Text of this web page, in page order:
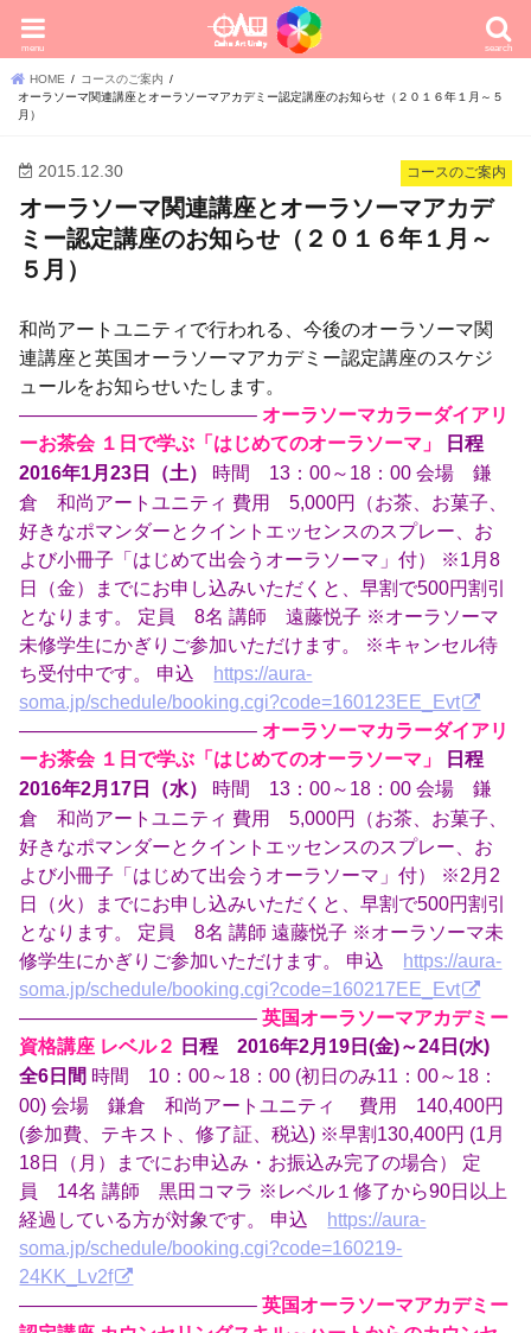
search
menu
HOME
コースのご案内
オーラソーマ関連講座とオーラソーマアカデミー認定講座のお知らせ（２０１６年１月～５
月）
コースのご案内
2015.12.30
オーラソーマ関連講座とオーラソーマアカデ
ミー認定講座のお知らせ（２０１６年１月～
５月）
和尚アートユニティで行われる、今後のオーラソーマ関
連講座と英国オーラソーマアカデミー認定講座のスケジ
ュールをお知らせいたします。
————————————– オーラソーマカラーダイアリ
ーお茶会 １日で学ぶ「はじめてのオーラソーマ」
日程
2016年1月23日（土）
時間 13：00～18：00 会場 鎌
倉 和尚アートユニティ 費用 5,000円（お茶、お菓子、
好きなポマンダーとクイントエッセンスのスプレー、お
よび小冊子「はじめて出会うオーラソーマ」付） ※1月8
日（金）までにお申し込みいただくと、早割で500円割引
となります。 定員 8名 講師 遠藤悦子 ※オーラソーマ
未修学生にかぎりご参加いただけます。 ※キャンセル待
ち受付中です。 申込 https://aura-
soma.jp/schedule/booking.cgi?code=160123EE_Evt
————————————– オーラソーマカラーダイアリ
ーお茶会 １日で学ぶ「はじめてのオーラソーマ」
日程
2016年2月17日（水）
時間 13：00～18：00 会場 鎌
倉 和尚アートユニティ 費用 5,000円（お茶、お菓子、
好きなポマンダーとクイントエッセンスのスプレー、お
よび小冊子「はじめて出会うオーラソーマ」付） ※2月2
日（火）までにお申し込みいただくと、早割で500円割引
となります。 定員 8名 講師 遠藤悦子 ※オーラソーマ未
修学生にかぎりご参加いただけます。 申込 https://aura-
soma.jp/schedule/booking.cgi?code=160217EE_Evt
————————————– 英国オーラソーマアカデミー
資格講座 レベル２
日程 2016年2月19日(金)～24日(水)
全6日間 時間 10：00～18：00 (初日のみ11：00～18：
00) 会場 鎌倉 和尚アートユニティ 費用 140,400円
(参加費、テキスト、修了証、税込) ※早割130,400円 (1月
18日（月）までにお申込み・お振込み完了の場合） 定
員 14名 講師 黒田コマラ ※レベル１修了から90日以上
経過している方が対象です。 申込 https://aura-
soma.jp/schedule/booking.cgi?code=160219-
24KK_Lv2f
————————————– 英国オーラソーマアカデミー